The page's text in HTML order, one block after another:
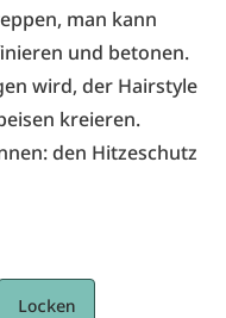
man kann
und betonen.
wird, der Hairstyle
kreieren.
den Hitzeschutz
Locken